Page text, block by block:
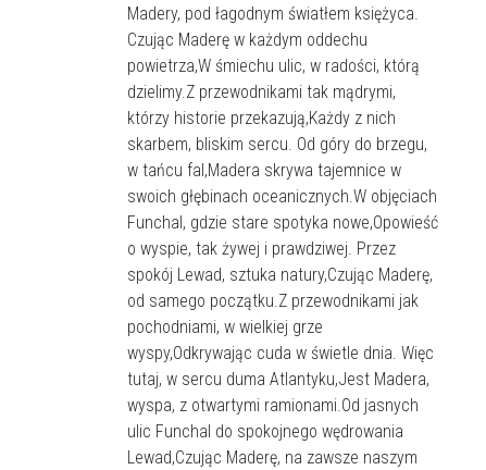
Madery, pod łagodnym światłem księżyca.
Czując Maderę w każdym oddechu
powietrza,W śmiechu ulic, w radości, którą
dzielimy.Z przewodnikami tak mądrymi,
którzy historie przekazują,Każdy z nich
skarbem, bliskim sercu. Od góry do brzegu,
w tańcu fal,Madera skrywa tajemnice w
swoich głębinach oceanicznych.W objęciach
Funchal, gdzie stare spotyka nowe,Opowieść
o wyspie, tak żywej i prawdziwej. Przez
spokój Lewad, sztuka natury,Czując Maderę,
od samego początku.Z przewodnikami jak
pochodniami, w wielkiej grze
wyspy,Odkrywając cuda w świetle dnia. Więc
tutaj, w sercu duma Atlantyku,Jest Madera,
wyspa, z otwartymi ramionami.Od jasnych
ulic Funchal do spokojnego wędrowania
Lewad,Czując Maderę, na zawsze naszym